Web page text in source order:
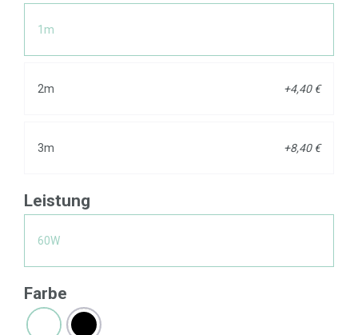
1m
2m +4,40 €
3m +8,40 €
Leistung
60W
Farbe